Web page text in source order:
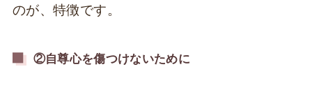
のが、特徴です。
②自尊心を傷つけないために